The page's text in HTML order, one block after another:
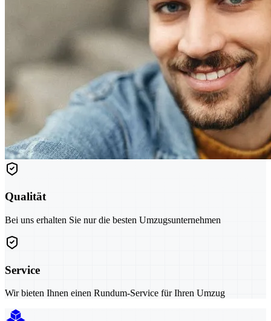
Qualität
Bei uns erhalten Sie nur die besten Umzugsunternehmen
Service
Wir bieten Ihnen einen Rundum-Service für Ihren Umzug